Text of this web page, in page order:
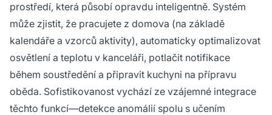
prostředí, která působí opravdu inteligentně. Systém
může zjistit, že pracujete z domova (na základě
kalendáře a vzorců aktivity), automaticky optimalizovat
osvětlení a teplotu v kanceláři, potlačit notifikace
během soustředění a připravit kuchyni na přípravu
oběda. Sofistikovanost vychází ze vzájemné integrace
těchto funkcí—detekce anomálií spolu s učením